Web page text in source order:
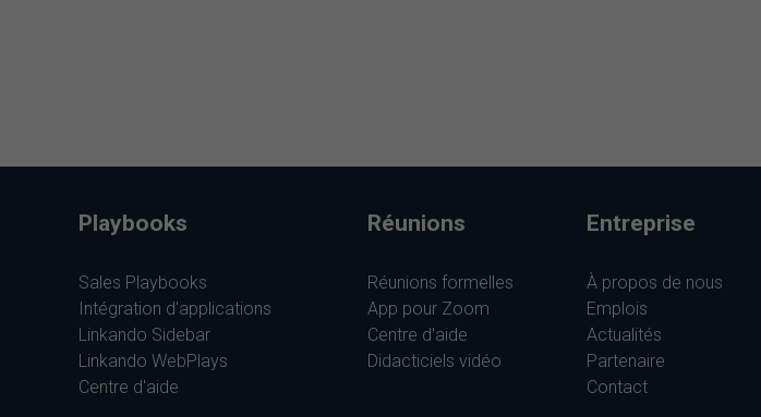
Playbooks
Sales Playbooks
Intégration d'applications
Linkando Sidebar
Linkando WebPlays
Centre d'aide
Réunions
Réunions formelles
App pour Zoom
Centre d'aide
Didacticiels vidéo
Entreprise
À propos de nous
Emplois
Actualités
Partenaire
Contact